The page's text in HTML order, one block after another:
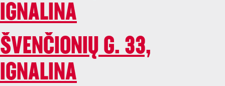
IGNALINA
ŠVENČIONIŲ G. 33,
IGNALINA